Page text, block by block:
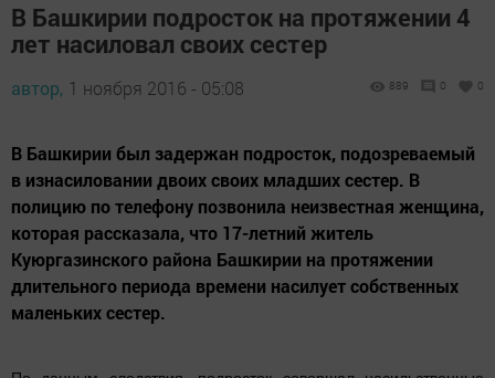
В Башкирии подросток на протяжении 4
лет насиловал своих сестер
автор, 1 ноября 2016 - 05:08 889 0 0
В Башкирии был задержан подросток, подозреваемый
в изнасиловании двоих своих младших сестер. В
полицию по телефону позвонила неизвестная женщина,
которая рассказала, что 17-летний житель
Куюргазинского района Башкирии на протяжении
длительного периода времени насилует собственных
маленьких сестер.